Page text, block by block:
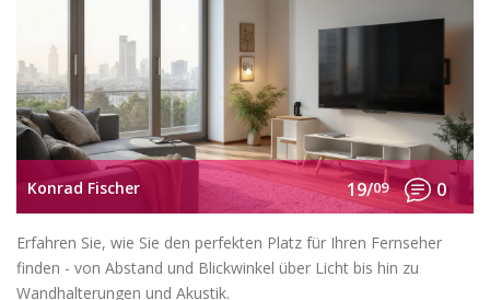
Konrad Fischer 19/09 0
Erfahren Sie, wie Sie den perfekten Platz für Ihren Fernseher
finden - von Abstand und Blickwinkel über Licht bis hin zu
Wandhalterungen und Akustik.